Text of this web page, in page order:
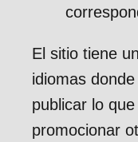
El sitio tiene
idiomas
publicar lo
promocionar